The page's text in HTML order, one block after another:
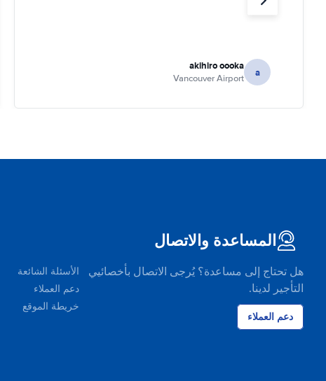
a
akihiro oooka
Vancouver Airport
المساعدة والاتصال
هل تحتاج إلى مساعدة؟ يُرجى الاتصال بأخصائيي
التأجير لدينا.
دعم العملاء
الأسئلة الشائعة
دعم العملاء
خريطة الموقع